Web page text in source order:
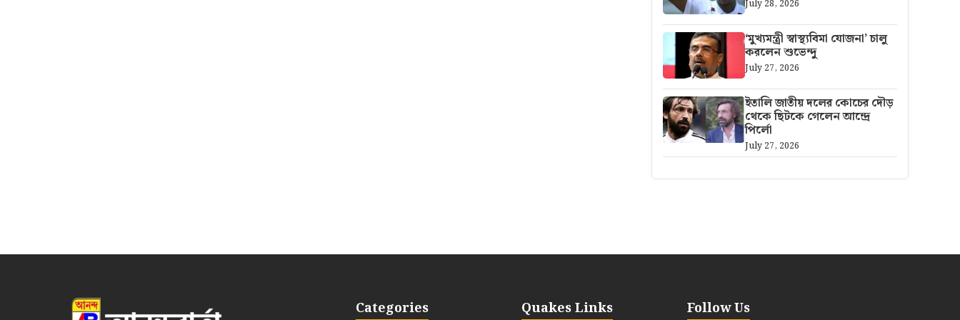
July 28, 2026
‘মুখ্যমন্ত্রী স্বাস্থ্যবিমা যোজনা’ চালু
করলেন শুভেন্দু
July 27, 2026
ইতালি জাতীয় দলের কোচের দৌড়
থেকে ছিটকে গেলেন আন্দ্রে
পির্লো
July 27, 2026
Categories Quakes Links Follow Us